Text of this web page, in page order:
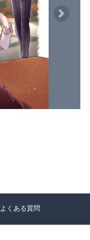
Next
よくある質問